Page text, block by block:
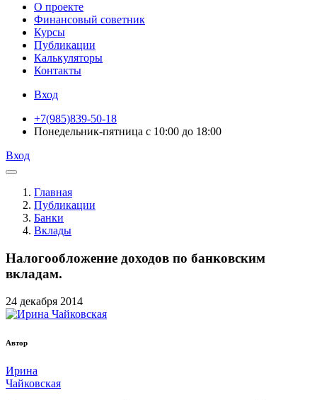
О проекте
Финансовый советник
Курсы
Публикации
Калькуляторы
Контакты
Вход
+7(985)839-50-18
Понедельник-пятница с 10:00 до 18:00
Вход
Главная
Публикации
Банки
Вклады
Налогообложение доходов по банковским
вкладам.
24 декабря 2014
Автор
Ирина
Чайковская